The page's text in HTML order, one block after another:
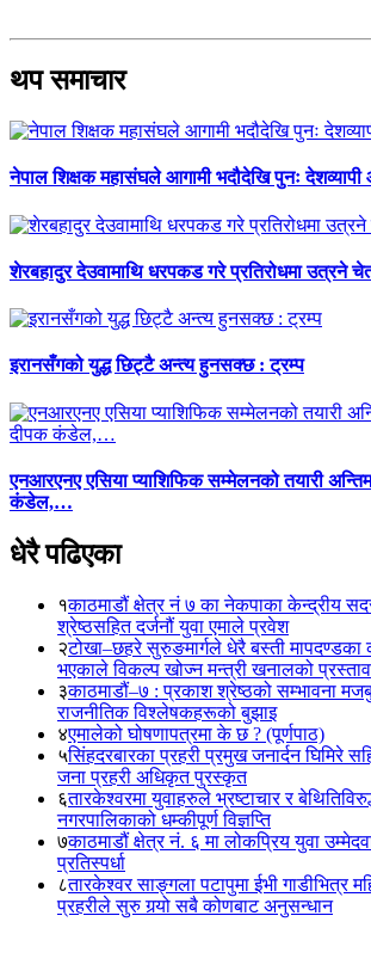
थप समाचार
नेपाल शिक्षक महासंघले आगामी भदौदेखि पुनः देशव्यापी
शेरबहादुर देउवामाथि धरपकड गरे प्रतिरोधमा उत्रने
इरानसँगको युद्ध छिट्टै अन्त्य हुनसक्छ : ट्रम्प
एनआरएनए एसिया प्याशिफिक सम्मेलनको तयारी
कंडेल,…
धेरै पढिएका
१काठमाडौं क्षेत्र नं ७ का नेकपाका केन्द्रीय
श्रेष्ठसहित दर्जनौं युवा एमाले प्रवेश
२टोखा–छहरे सुरुङमार्गले धेरै बस्ती मापदण्डका
भएकाले विकल्प खोज्न मन्त्री खनालको प्रस्ताव
३काठमाडौं–७ : प्रकाश श्रेष्ठको सम्भावना
राजनीतिक विश्लेषकहरूको बुझाइ
४एमालेको घोषणापत्रमा के छ ? (पूर्णपाठ)
५सिंहदरबारका प्रहरी प्रमुख जनार्दन घिमिरे
जना प्रहरी अधिकृत पुरस्कृत
६तारकेश्वरमा युवाहरुले भ्रष्टाचार र
नगरपालिकाको धम्कीपूर्ण विज्ञप्ति
७काठमाडौं क्षेत्र नं. ६ मा लोकप्रिय युवा
प्रतिस्पर्धा
८तारकेश्वर साङ्गला पटापुमा ईभी गाडीभित्र
प्रहरीले सुरु गर्‍यो सबै कोणबाट अनुसन्धान